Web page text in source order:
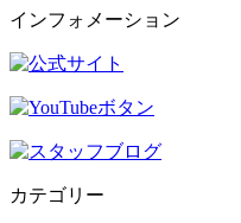
インフォメーション
カテゴリー